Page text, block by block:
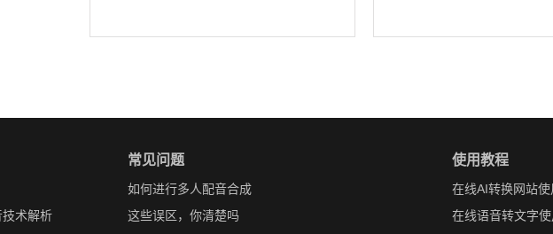
术解析
常见问题
如何进行多人配音合成
这些误区，你清楚吗
使用教程
在线AI转换网站
在线语音转文字